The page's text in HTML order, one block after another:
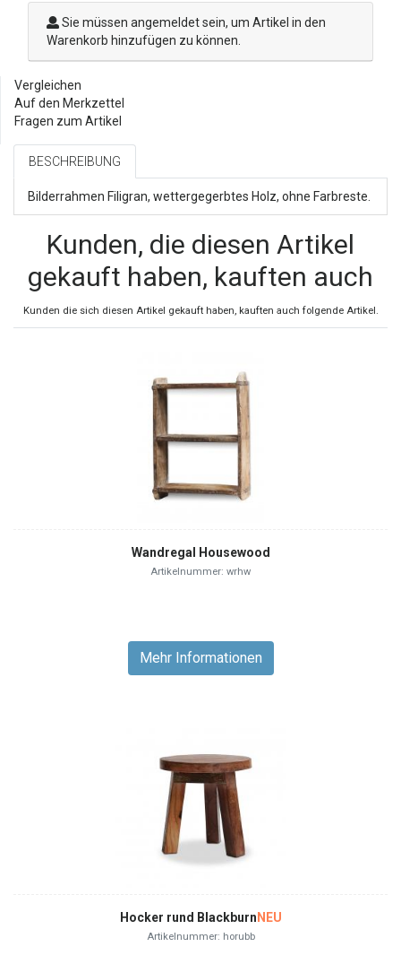
Sie müssen angemeldet sein, um Artikel in den
Warenkorb hinzufügen zu können.
Vergleichen
Auf den Merkzettel
Fragen zum Artikel
BESCHREIBUNG
Bilderrahmen Filigran, wettergegerbtes Holz, ohne Farbreste.
Kunden, die diesen Artikel
gekauft haben, kauften auch
Kunden die sich diesen Artikel gekauft haben, kauften auch folgende Artikel.
Wandregal Housewood
Artikelnummer: wrhw
Mehr Informationen
Hocker rund Blackburn NEU
Artikelnummer: horubb